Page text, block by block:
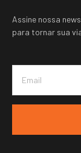
Assine nossa
para tornar sua